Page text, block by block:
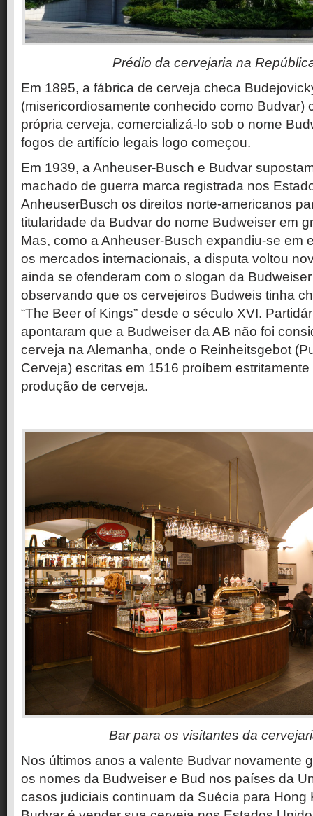
Prédio da cervejaria na
Em 1895, a fábrica de cerveja checa
(misericordiosamente conhecido como Budvar)
própria cerveja, comercializá-lo sob o nome
fogos de artifício legais logo começou.
Em 1939, a Anheuser-Busch e Budvar
machado de guerra marca registrada nos
AnheuserBusch os direitos norte-americanos
titularidade da Budvar do nome Budweiser em
Mas, como a Anheuser-Busch expandiu-se em
os mercados internacionais, a disputa voltou
ainda se ofenderam com o slogan da Budweiser
observando que os cervejeiros Budweis tinha
“The Beer of Kings” desde o século XVI.
apontaram que a Budweiser da AB não foi
cerveja na Alemanha, onde o Reinheitsgebot
Cerveja) escritas em 1516 proíbem
produção de cerveja.
Bar para os visitantes da
Nos últimos anos a valente Budvar novamente
os nomes da Budweiser e Bud nos países da
casos judiciais continuam da Suécia para Hong